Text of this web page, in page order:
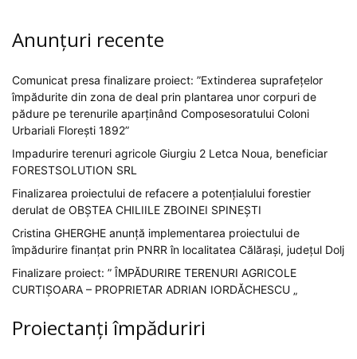
Anunțuri recente
Comunicat presa finalizare proiect: ”Extinderea suprafețelor
împădurite din zona de deal prin plantarea unor corpuri de
pădure pe terenurile aparținând Composesoratului Coloni
Urbariali Florești 1892”
Impadurire terenuri agricole Giurgiu 2 Letca Noua, beneficiar
FORESTSOLUTION SRL
Finalizarea proiectului de refacere a potențialului forestier
derulat de OBȘTEA CHILIILE ZBOINEI SPINEȘTI
Cristina GHERGHE anunță implementarea proiectului de
împădurire finanțat prin PNRR în localitatea Călărași, județul Dolj
Finalizare proiect: ” ÎMPĂDURIRE TERENURI AGRICOLE
CURTIȘOARA – PROPRIETAR ADRIAN IORDĂCHESCU „
Proiectanți împăduriri